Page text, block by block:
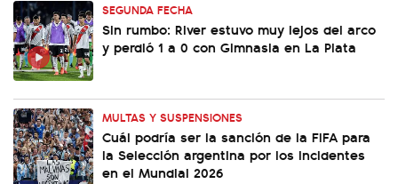
SEGUNDA FECHA
Sin rumbo: River estuvo muy lejos del arco
y perdió 1 a 0 con Gimnasia en La Plata
MULTAS Y SUSPENSIONES
Cuál podría ser la sanción de la FIFA para
la Selección argentina por los incidentes
en el Mundial 2026